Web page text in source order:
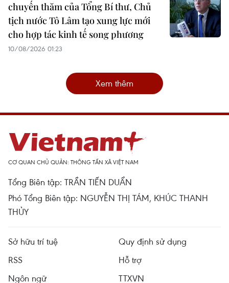
chuyến thăm của Tổng Bí thư, Chủ
tịch nước Tô Lâm tạo xung lực mới
cho hợp tác kinh tế song phương
10/08/2026 01:23
Xem thêm
CƠ QUAN CHỦ QUẢN: THÔNG TẤN XÃ VIỆT NAM
Tổng Biên tập: TRẦN TIẾN DUẨN
Phó Tổng Biên tập: NGUYỄN THỊ TÁM, KHÚC THANH
THỦY
Sở hữu trí tuệ
Quy định sử dụng
RSS
Hỗ trợ
Ngôn ngữ
TTXVN